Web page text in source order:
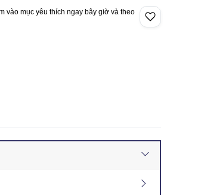
vào mục yêu thích ngay bây giờ và theo